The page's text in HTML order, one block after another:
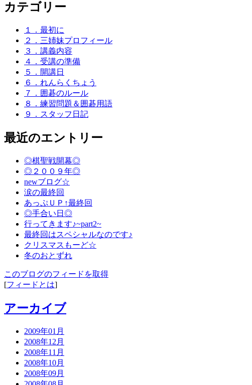
カテゴリー
１．最初に
２．三姉妹プロフィール
３．講義内容
４．受講の準備
５．開講日
６．れんらくちょう
７．囲碁のルール
８．練習問題＆囲碁用語
９．スタッフ日記
最近のエントリー
◎棋聖戦開幕◎
◎２００９年◎
newブログ☆
涙の最終回
あっぷＵＰ↑最終回
◎手合い日◎
行ってきます♪~part2~
最終回はスペシャルなのです♪
クリスマスもーど☆
冬のおとずれ
このブログのフィードを取得
[フィードとは]
アーカイブ
2009年01月
2008年12月
2008年11月
2008年10月
2008年09月